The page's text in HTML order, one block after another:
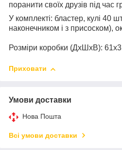
поранити своїх друзів під час
У комплекті: бластер, кулі 40
наконечником і з присоском),
Розміри коробки (ДхШхВ):
Приховати
Умови доставки
Нова Пошта
Всі умови доставки